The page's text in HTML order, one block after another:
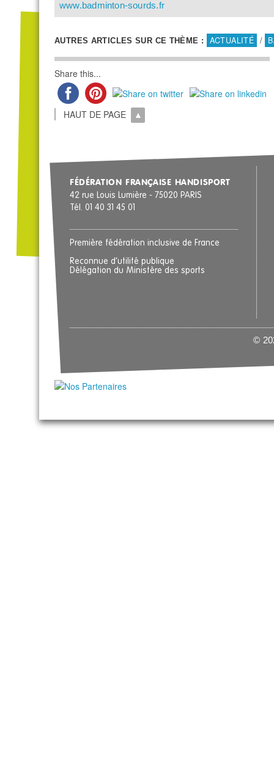
www.badminton-sourds.fr
AUTRES ARTICLES SUR CE THÈME : ACTUALITÉ /
Share this...
HAUT DE PAGE
FÉDÉRATION FRANÇAISE HANDISPORT
42 rue Louis Lumière - 75020 PARIS
Tél. 01 40 31 45 01
Première fédération inclusive de France
Reconnue d’utilité publique
Délégation du Ministère des sports
©